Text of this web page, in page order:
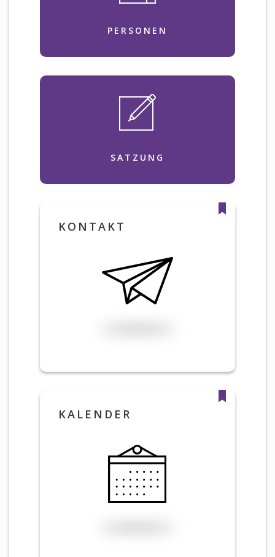
PERSONEN
SATZUNG
KONTAKT
KALENDER